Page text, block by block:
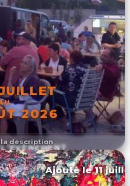
description
2026
Ajouté le 11